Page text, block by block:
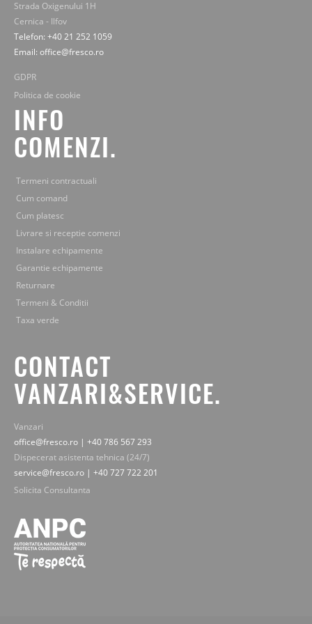
Strada Oxigenului 1H
Cernica - Ilfov
Telefon: +40 21 252 1059
Email: office@fresco.ro
GDPR
Politica de cookie
INFO
COMENZI.
Termeni contractuali
Cum comand
Cum platesc
Livrare si receptie comenzi
Instalare echipamente
Garantie echipamente
Returnare
Termeni & Conditii
Taxa verde
CONTACT
VANZARI&SERVICE.
Vanzari
office@fresco.ro | +40 786 567 293
Dispecerat asistenta tehnica (24/7)
service@fresco.ro | +40 727 722 201
Solicita Consultanta